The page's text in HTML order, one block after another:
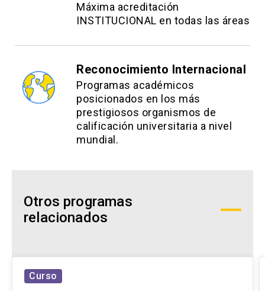
Máxima acreditación
INSTITUCIONAL en todas las áreas
Reconocimiento Internacional
Programas académicos
posicionados en los más
prestigiosos organismos de
calificación universitaria a nivel
mundial.
Otros programas
relacionados
Curso